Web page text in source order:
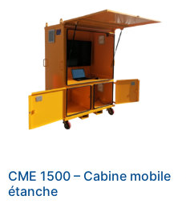
CME 1500 – Cabine mobile
étanche